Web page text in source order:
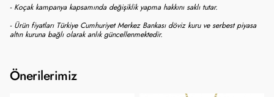
- Koçak kampanya kapsamında değişiklik yapma hakkını saklı tutar.
- Ürün fiyatları Türkiye Cumhuriyet Merkez Bankası döviz kuru ve serbest piyasa
altın kuruna bağlı olarak anlık güncellenmektedir.
Önerilerimiz